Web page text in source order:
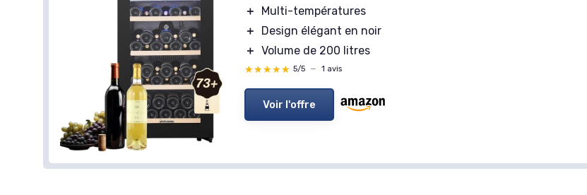
＋
Multi-températures
＋
Design élégant en noir
＋ Volume de 200 litres
★★★★★
★★★★★ 5/5 — 1 avis
Voir l'offre